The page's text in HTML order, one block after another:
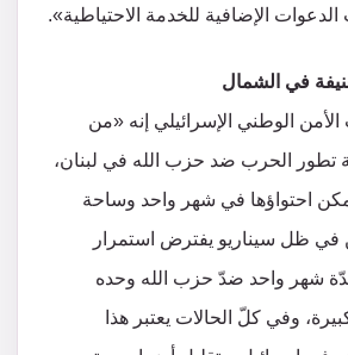
الدعوات الإضافية للخدمة الاحتياطية».
في الشمال
الوطني الإسرائيلي إنه «من
تطور الحرب ضد حزب الله في لبنان،
احتواؤها في شهر واحد وساحة
ظل سيناريو يفترض استمرار
شهر واحد ضدّ حزب الله وحده
وفي كلّ الحالات يعتبر هذا